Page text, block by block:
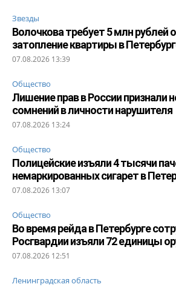
Звезды
Волочкова требует 5 млн рублей
затопление квартиры в
07.08.2026 13:39
Общество
Лишение прав в России признали
сомнений в личности нарушителя
07.08.2026 13:24
Общество
Полицейские изъяли 4 тысячи
немаркированных сигарет в
07.08.2026 13:07
Общество
Во время рейда в Петербурге
Росгвардии изъяли 72 единицы
07.08.2026 12:51
Ленинградская область